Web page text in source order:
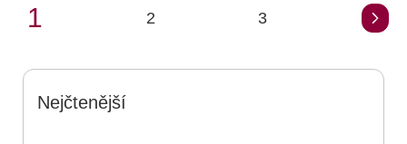
1 2 3
Nejčtenější